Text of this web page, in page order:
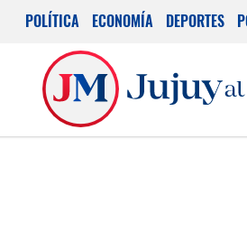
POLÍTICA ECONOMÍA DEPORTES